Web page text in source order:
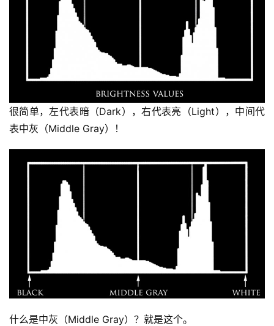
很简单，左代表暗（Dark），右代表亮（Light），中间代
表中灰（Middle Gray）！
什么是中灰（Middle Gray）？就是这个。